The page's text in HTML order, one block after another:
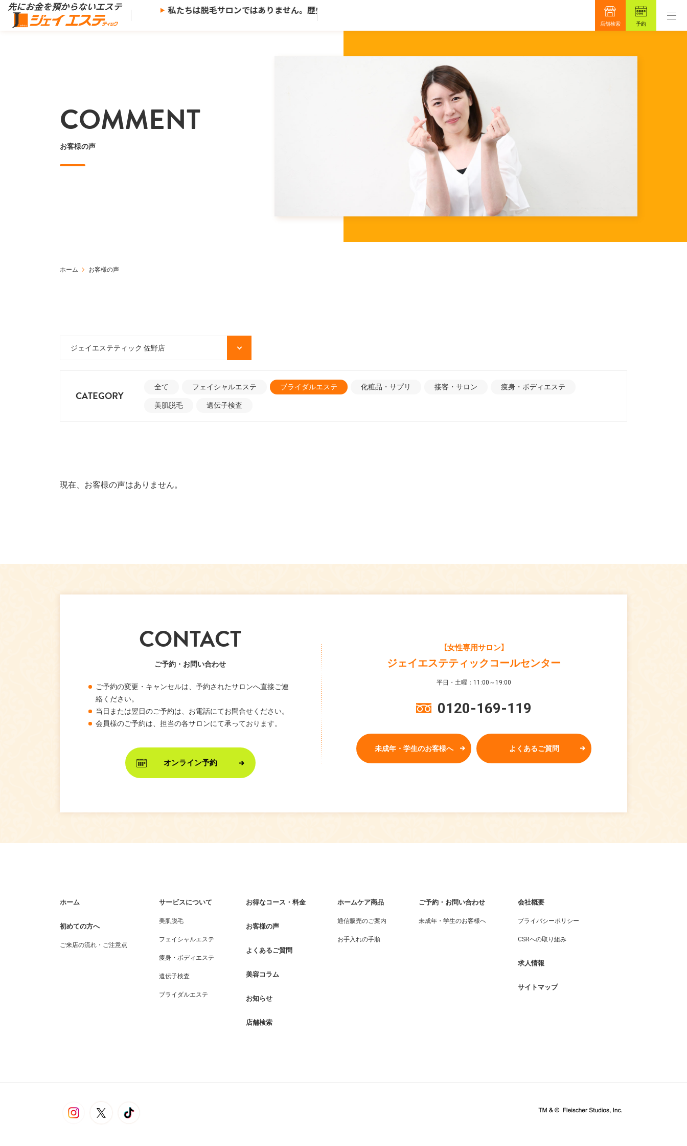
ないエステ、※ ジェイエステ。
※当社の推奨する支払い方法で決済した場合。
私たちは脱毛サロンではありません。歴史ある老舗トータルビューティーサロンです。 もっと真面目に、もっと安心を目指して48年。
店舗検索 予約
COMMENT
お客様の声
ホーム お客様の声
CATEGORY
全て フェイシャルエステ ブライダルエステ 化粧品・サプリ 接客・サロン 痩身・ボディエステ
美肌脱毛 遺伝子検査
現在、お客様の声はありません。
CONTACT
ご予約・お問い合わせ
ご予約の変更・キャンセルは、予約されたサロンへ直接ご連
絡ください。
当日または翌日のご予約は、お電話にてお問合せください。
会員様のご予約は、担当の各サロンにて承っております。
オンライン予約
【女性専用サロン】
ジェイエステティックコールセンター
平日・土曜：11:00～19:00
0120-169-119
未成年・学生のお客様へ よくあるご質問
ホーム
初めての方へ
ご来店の流れ・ご注意点
サービスについて
美肌脱毛
フェイシャルエステ
痩身・ボディエステ
遺伝子検査
ブライダルエステ
お得なコース・料金
お客様の声
よくあるご質問
美容コラム
お知らせ
店舗検索
ホームケア商品
通信販売のご案内
お手入れの手順
ご予約・お問い合わせ
未成年・学生のお客様へ
会社概要
プライバシーポリシー
CSRへの取り組み
求人情報
サイトマップ